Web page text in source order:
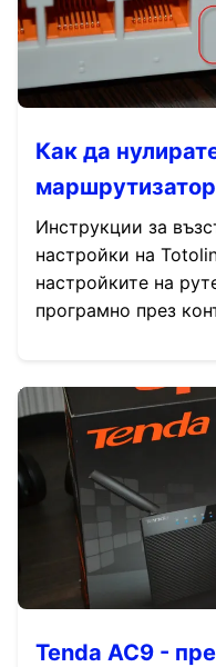
Как да
Инструкции за
настройки на
настройките на
програмно през
Tenda AC9 -